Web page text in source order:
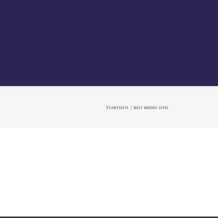
ÜBER MICH MASTER KONTAKT
Startseite best brides sites